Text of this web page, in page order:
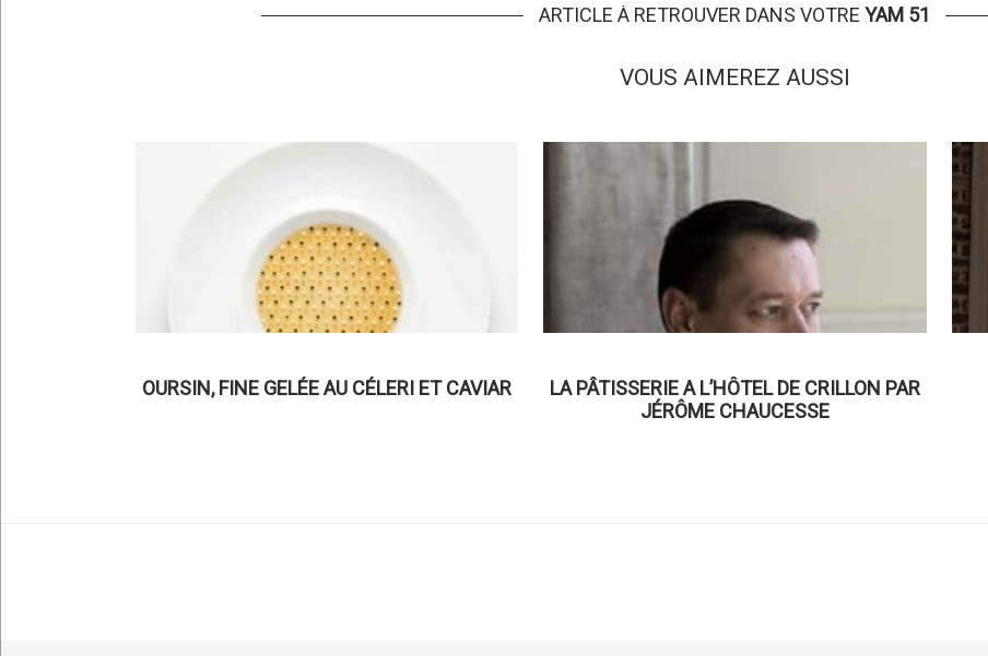
ARTICLE À RETROUVER DANS VOTRE YAM 51
VOUS AIMEREZ AUSSI
OURSIN, FINE GELÉE AU CÉLERI ET CAVIAR
LA PÂTISSERIE A L’HÔTEL DE CRILLON PAR
JÉRÔME CHAUCESSE